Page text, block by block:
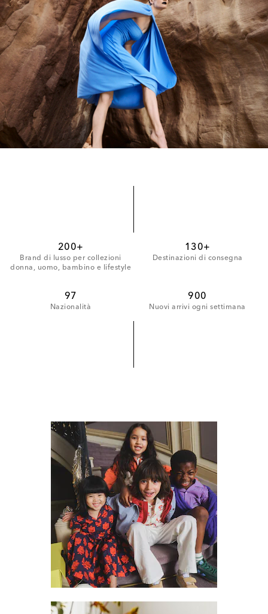
200+
Brand di lusso per collezioni
donna, uomo, bambino e lifestyle
130+
Destinazioni di consegna
97
Nazionalità
900
Nuovi arrivi ogni settimana